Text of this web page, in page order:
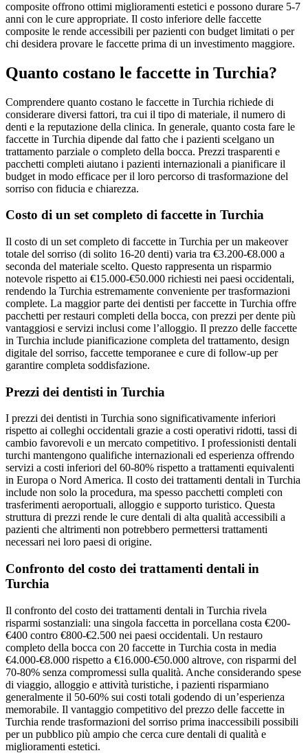
composite offrono ottimi miglioramenti estetici e possono durare 5-7
anni con le cure appropriate. Il costo inferiore delle faccette
composite le rende accessibili per pazienti con budget limitati o per
chi desidera provare le faccette prima di un investimento maggiore.
Quanto costano le faccette in Turchia?
Comprendere quanto costano le faccette in Turchia richiede di
considerare diversi fattori, tra cui il tipo di materiale, il numero di
denti e la reputazione della clinica. In generale, quanto costa fare le
faccette in Turchia dipende dal fatto che i pazienti scelgano un
trattamento parziale o completo della bocca. Prezzi trasparenti e
pacchetti completi aiutano i pazienti internazionali a pianificare il
budget in modo efficace per il loro percorso di trasformazione del
sorriso con fiducia e chiarezza.
Costo di un set completo di faccette in Turchia
Il costo di un set completo di faccette in Turchia per un makeover
totale del sorriso (di solito 16-20 denti) varia tra €3.200-€8.000 a
seconda del materiale scelto. Questo rappresenta un risparmio
notevole rispetto ai €15.000-€50.000 richiesti nei paesi occidentali,
rendendo la Turchia estremamente conveniente per trasformazioni
complete. La maggior parte dei dentisti per faccette in Turchia offre
pacchetti per restauri completi della bocca, con prezzi per dente più
vantaggiosi e servizi inclusi come l’alloggio. Il prezzo delle faccette
in Turchia include pianificazione completa del trattamento, design
digitale del sorriso, faccette temporanee e cure di follow-up per
garantire completa soddisfazione.
Prezzi dei dentisti in Turchia
I prezzi dei dentisti in Turchia sono significativamente inferiori
rispetto ai colleghi occidentali grazie a costi operativi ridotti, tassi di
cambio favorevoli e un mercato competitivo. I professionisti dentali
turchi mantengono qualifiche internazionali ed esperienza offrendo
servizi a costi inferiori del 60-80% rispetto a trattamenti equivalenti
in Europa o Nord America. Il costo dei trattamenti dentali in Turchia
include non solo la procedura, ma spesso pacchetti completi con
trasferimenti aeroportuali, alloggio e supporto turistico. Questa
struttura di prezzi rende le cure dentali di alta qualità accessibili a
pazienti che altrimenti non potrebbero permettersi trattamenti
necessari nei loro paesi di origine.
Confronto del costo dei trattamenti dentali in
Turchia
Il confronto del costo dei trattamenti dentali in Turchia rivela
risparmi sostanziali: una singola faccetta in porcellana costa €200-
€400 contro €800-€2.500 nei paesi occidentali. Un restauro
completo della bocca con 20 faccette in Turchia costa in media
€4.000-€8.000 rispetto a €16.000-€50.000 altrove, con risparmi del
70-80% senza compromessi sulla qualità. Anche considerando spese
di viaggio, alloggio e attività turistiche, i pazienti risparmiano
generalmente il 50-60% sui costi totali godendo di un’esperienza
memorabile. Il vantaggio competitivo del prezzo delle faccette in
Turchia rende trasformazioni del sorriso prima inaccessibili possibili
per un pubblico più ampio che cerca cure dentali di qualità e
miglioramenti estetici.